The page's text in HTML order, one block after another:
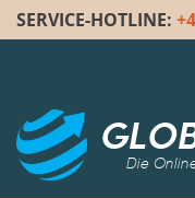
SERVICE-HOTLINE:
Die